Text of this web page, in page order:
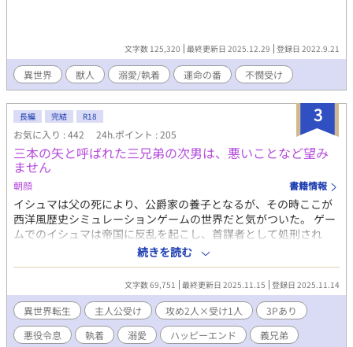
文字数 125,320 最終更新日 2025.12.29 登録日 2022.9.21
異世界 獣人 溺愛/執着 運命の番 不憫受け
3
長編 完結 R18
お気に入り : 442 24h.ポイント : 205
三本の矢と呼ばれた三兄弟の次男は、悪いことなど望み
ません
朝顔 書籍情報
イシュマは父の死により、公爵家の養子となるが、その時ここが
西洋風歴史シミュレーションゲームの世界だと気がついた。 ゲー
ムでのイシュマは帝国に反乱を起こし、首謀者として処刑され
る。イシュマは平穏な暮らしを望み、死の運命から逃れようとす
る。ゲームとは違い、義兄のブルーノ義弟のユルビーと仲良くな
ったが、養父である公爵の死をきっかけに、彼らとの関係が変わ
り始める。 怪しげな記者の接近、反乱に関わる黒幕の登場。迫り
くる運命の矢から逃れ、生き延びることができるのか。そして、
イシュマが包まれる愛の形とは……。 全四話で完結済み 番外編あ
り
続きを読む
文字数 69,751 最終更新日 2025.11.15 登録日 2025.11.14
異世界転生 主人公受け 攻め2人×受け1人
3Pあり
悪役令息
執着 溺愛 ハッピーエンド
義兄弟